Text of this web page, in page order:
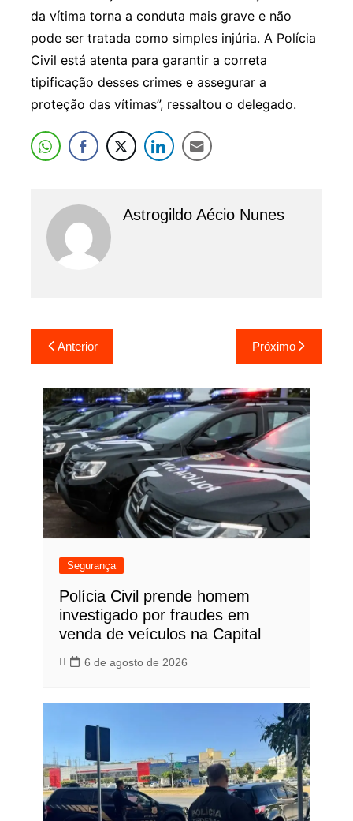
da vítima torna a conduta mais grave e não
pode ser tratada como simples injúria. A Polícia
Civil está atenta para garantir a correta
tipificação desses crimes e assegurar a
proteção das vítimas”, ressaltou o delegado.
Astrogildo Aécio Nunes
Navegação
de
Post
Anterior Próximo
Segurança
Polícia Civil prende homem
investigado por fraudes em
venda de veículos na Capital
6 de agosto de 2026